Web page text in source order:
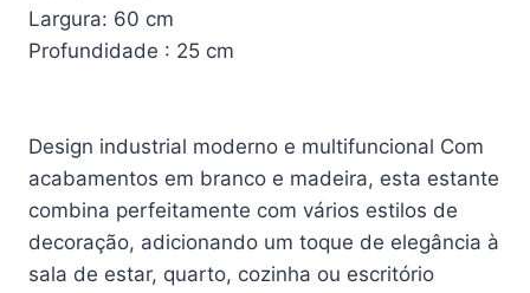
Largura: 60 cm
Profundidade : 25 cm
Design industrial moderno e multifuncional Com
acabamentos em branco e madeira, esta estante
combina perfeitamente com vários estilos de
decoração, adicionando um toque de elegância à
sala de estar, quarto, cozinha ou escritório